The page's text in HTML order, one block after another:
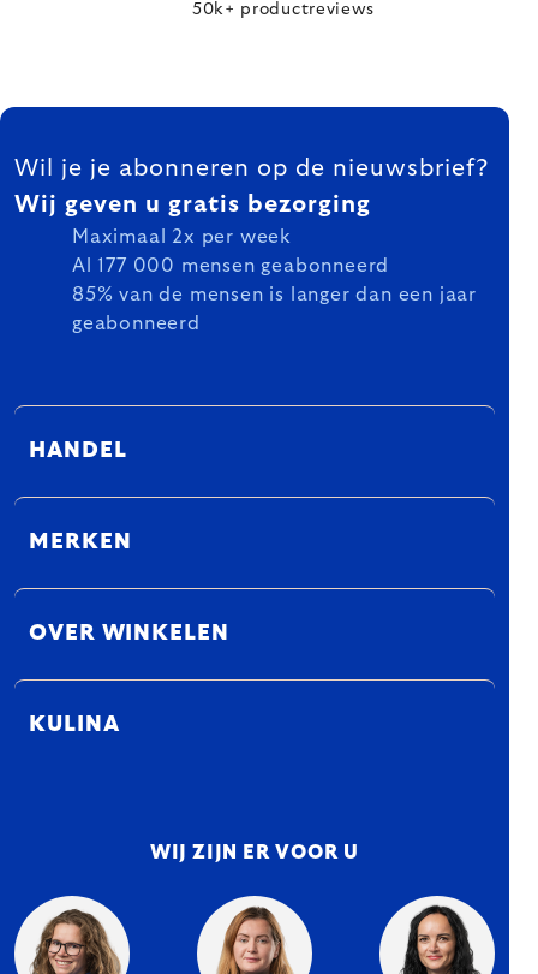
50k+ productreviews
FOOTER
Wil je je abonneren op de nieuwsbrief?
Wij geven u gratis bezorging
Maximaal 2x per week
Al 177 000 mensen geabonneerd
85% van de mensen is langer dan een jaar
geabonneerd
HANDEL
MERKEN
OVER WINKELEN
KULINA
WIJ ZIJN ER VOOR U